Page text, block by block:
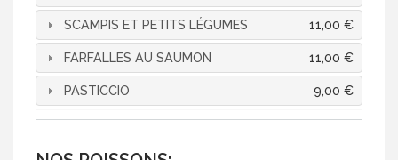
SCAMPIS ET PETITS LÉGUMES 11,00 €
FARFALLES AU SAUMON 11,00 €
PASTICCIO 9,00 €